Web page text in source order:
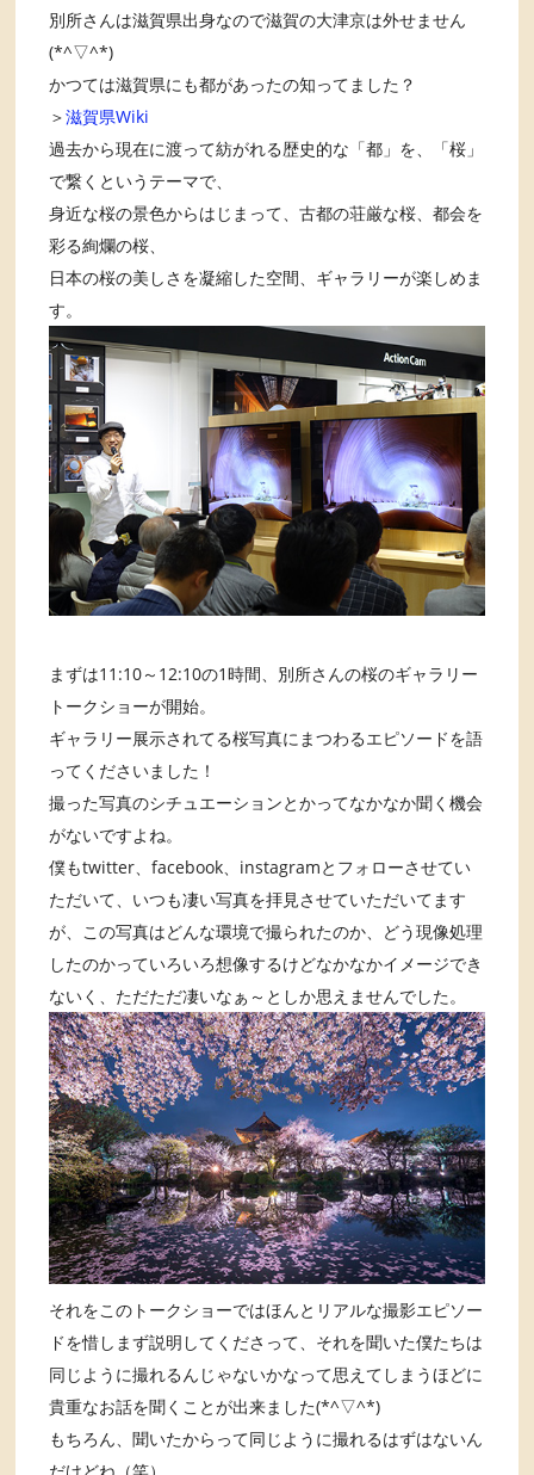
別所さんは滋賀県出身なので滋賀の大津京は外せません
(*^▽^*)
かつては滋賀県にも都があったの知ってました？
＞滋賀県Wiki
過去から現在に渡って紡がれる歴史的な「都」を、「桜」
で繋くというテーマで、
身近な桜の景色からはじまって、古都の荘厳な桜、都会を
彩る絢爛の桜、
日本の桜の美しさを凝縮した空間、ギャラリーが楽しめま
す。
まずは11:10～12:10の1時間、別所さんの桜のギャラリー
トークショーが開始。
ギャラリー展示されてる桜写真にまつわるエピソードを語
ってくださいました！
撮った写真のシチュエーションとかってなかなか聞く機会
がないですよね。
僕もtwitter、facebook、instagramとフォローさせてい
ただいて、いつも凄い写真を拝見させていただいてます
が、この写真はどんな環境で撮られたのか、どう現像処理
したのかっていろいろ想像するけどなかなかイメージでき
ないく、ただただ凄いなぁ～としか思えませんでした。
それをこのトークショーではほんとリアルな撮影エピソー
ドを惜しまず説明してくださって、それを聞いた僕たちは
同じように撮れるんじゃないかなって思えてしまうほどに
貴重なお話を聞くことが出来ました(*^▽^*)
もちろん、聞いたからって同じように撮れるはずはないん